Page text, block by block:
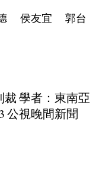
侯友宜
郭台
學者：東南亞
公視晚間新聞